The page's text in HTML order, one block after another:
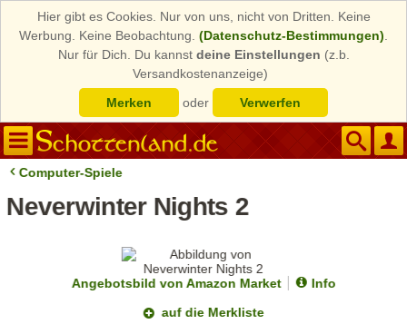
Hier gibt es Cookies. Nur von uns, nicht von Dritten. Keine
Werbung. Keine Beobachtung. (Datenschutz-Bestimmungen)
Nur für Dich. Du kannst deine Einstellungen (z.b.
Versandkostenanzeige)
Merken
oder Verwerfen
Computer-Spiele
Neverwinter Nights 2
Angebotsbild von Amazon Market
Info
auf die Merkliste